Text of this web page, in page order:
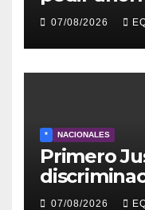
viven sin
07/08/2026
* NACIONALES
Primero
interior
07/08/2026